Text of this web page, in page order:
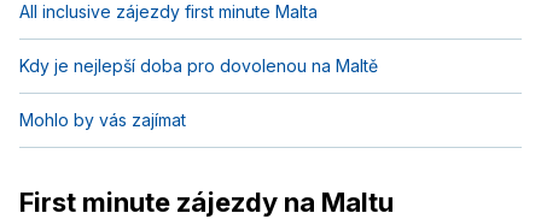
All inclusive zájezdy first minute Malta
Kdy je nejlepší doba pro dovolenou na Maltě
Mohlo by vás zajímat
First minute zájezdy na Maltu